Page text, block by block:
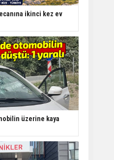
ikinci kez ev
üzerine kaya